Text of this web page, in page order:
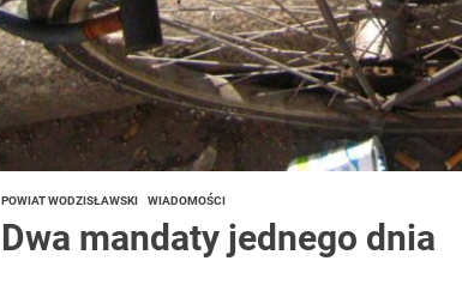
POWIAT WODZISŁAWSKI WIADOMOŚCI
Dwa mandaty jednego dnia